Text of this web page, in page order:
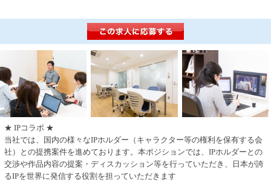
★ IPコラボ ★
当社では、国内の様々なIPホルダー（キャラクター等の権利を保有する会
社）との提携案件を進めております。本ポジションでは、IPホルダーとの
交渉や作品内容の提案・ディスカッション等を行っていただき、日本が誇
るIPを世界に発信する役割を担っていただきます